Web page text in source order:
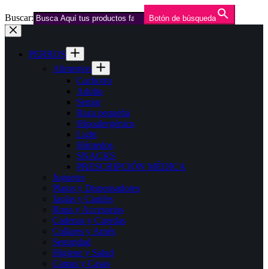
Buscar: Botón de búsqueda
Saltar
al
contenidoPERROS
Alimentos
Cachorro
Adulto
Senior
Raza pequeña
Hipoalergénico
Light
Húmedos
SNACKS
PRESCRIPCIÓN MÉDICA
Juguetes
Platos y Dispensadores
Jaulas y Caniles
Ropa y Accesorios
Cadenas y Cuerdas
Collares y Arnés
Seguridad
Higiene y Salud
Camas y Casas